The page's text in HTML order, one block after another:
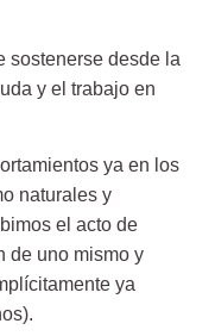
sostenerse desde la
y el trabajo en
ya en los
naturales y
el acto de
de uno mismo y
ya